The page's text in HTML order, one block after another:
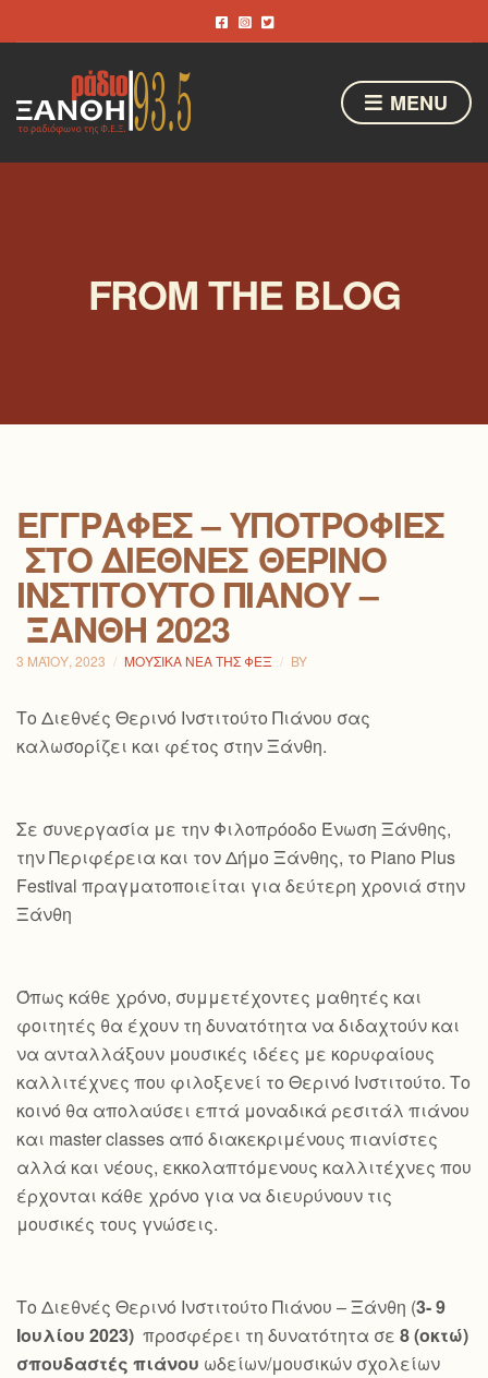
MENU
FROM THE BLOG
ΕΓΓΡΑΦΈΣ – ΥΠΟΤΡΟΦΊΕΣ
ΣΤΟ ΔΙΕΘΝΈΣ ΘΕΡΙΝΌ
ΙΝΣΤΙΤΟΎΤΟ ΠΙΆΝΟΥ –
ΞΆΝΘΗ 2023
3 ΜΑΪ́ΟΥ, 2023 ΜΟΥΣΙΚΆ ΝΈΑ ΤΗΣ ΦΕΞ BY
Το Διεθνές Θερινό Ινστιτούτο Πιάνου σας
καλωσορίζει και φέτος στην Ξάνθη.
Σε συνεργασία με την Φιλοπρόοδο Ένωση Ξάνθης,
την Περιφέρεια και τον Δήμο Ξάνθης, το Piano Plus
Festival πραγματοποιείται για δεύτερη χρονιά στην
Ξάνθη
Όπως κάθε χρόνο, συμμετέχοντες μαθητές και
φοιτητές θα έχουν τη δυνατότητα να διδαχτούν και
να ανταλλάξουν μουσικές ιδέες με κορυφαίους
καλλιτέχνες που φιλοξενεί το Θερινό Ινστιτούτο. Το
κοινό θα απολαύσει επτά μοναδικά ρεσιτάλ πιάνου
και master classes από διακεκριμένους πιανίστες
αλλά και νέους, εκκολαπτόμενους καλλιτέχνες που
έρχονται κάθε χρόνο για να διευρύνουν τις
μουσικές τους γνώσεις.
Το Διεθνές Θερινό Ινστιτούτο Πιάνου – Ξάνθη (3- 9
Ιουλίου 2023) προσφέρει τη δυνατότητα σε 8 (οκτώ)
σπουδαστές πιάνου ωδείων/μουσικών σχολείων